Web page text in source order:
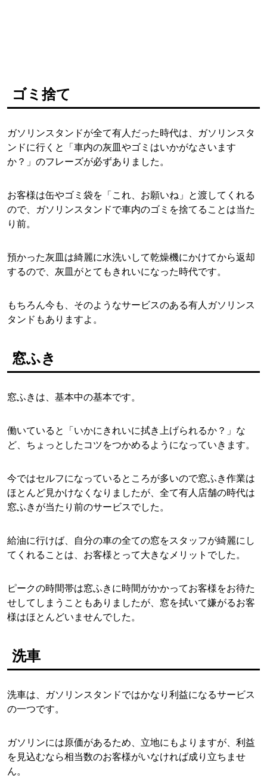
ゴミ捨て
ガソリンスタンドが全て有人だった時代は、ガソリンスタ
ンドに行くと「車内の灰皿やゴミはいかがなさいます
か？」のフレーズが必ずありました。
お客様は缶やゴミ袋を「これ、お願いね」と渡してくれる
ので、ガソリンスタンドで車内のゴミを捨てることは当た
り前。
預かった灰皿は綺麗に水洗いして乾燥機にかけてから返却
するので、灰皿がとてもきれいになった時代です。
もちろん今も、そのようなサービスのある有人ガソリンス
タンドもありますよ。
窓ふき
窓ふきは、基本中の基本です。
働いていると「いかにきれいに拭き上げられるか？」な
ど、ちょっとしたコツをつかめるようになっていきます。
今ではセルフになっているところが多いので窓ふき作業は
ほとんど見かけなくなりましたが、全て有人店舗の時代は
窓ふきが当たり前のサービスでした。
給油に行けば、自分の車の全ての窓をスタッフが綺麗にし
てくれることは、お客様とって大きなメリットでした。
ピークの時間帯は窓ふきに時間がかかってお客様をお待た
せしてしまうこともありましたが、窓を拭いて嫌がるお客
様はほとんどいませんでした。
洗車
洗車は、ガソリンスタンドではかなり利益になるサービス
の一つです。
ガソリンには原価があるため、立地にもよりますが、利益
を見込むなら相当数のお客様がいなければ成り立ちませ
ん。